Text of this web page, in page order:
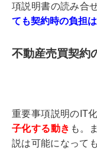
項説明書の読み合
ても契約時の負担
不動産売買契約
重要事項説明のIT
子化する動き も。
説は可能になって